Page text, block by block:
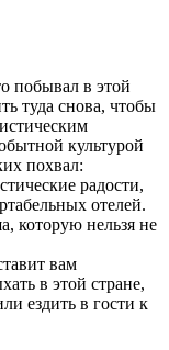
побывал в этой
туда снова, чтобы
культурой
похвал:
радости,
отелей.
которую нельзя не
вам
в этой стране,
ездить в гости к